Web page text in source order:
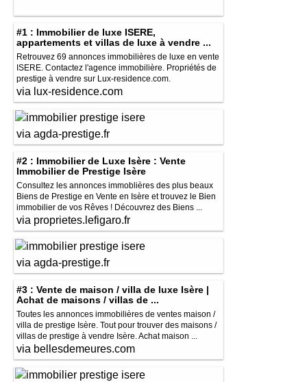
#1 : Immobilier de luxe ISERE,
appartements et villas de luxe à vendre ...
Retrouvez 69 annonces immobilières de luxe en vente
ISERE. Contactez l'agence immobilière. Propriétés de
prestige à vendre sur Lux-residence.com.
via lux-residence.com
via agda-prestige.fr
#2 : Immobilier de Luxe Isère : Vente
Immobilier de Prestige Isère
Consultez les annonces immoblières des plus beaux
Biens de Prestige en Vente en Isère et trouvez le Bien
immobilier de vos Rêves ! Découvrez des Biens ...
via proprietes.lefigaro.fr
via agda-prestige.fr
#3 : Vente de maison / villa de luxe Isère |
Achat de maisons / villas de ...
Toutes les annonces immobilières de ventes maison /
villa de prestige Isère. Tout pour trouver des maisons /
villas de prestige à vendre Isère. Achat maison ...
via bellesdemeures.com